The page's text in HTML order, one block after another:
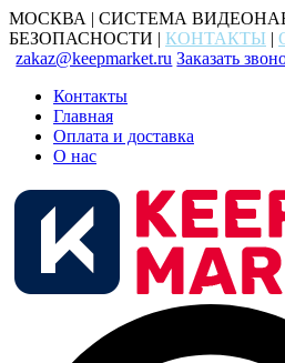
МОСКВА | СИСТЕМА
БЕЗОПАСНОСТИ | КОНТАКТЫ |
zakaz@keepmarket.ru Заказать
Контакты
Главная
Оплата и доставка
О нас